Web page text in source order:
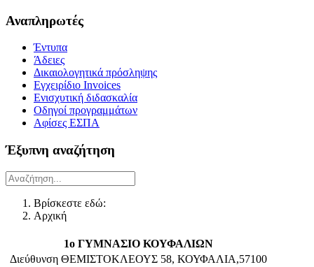
Αναπληρωτές
Έντυπα
Άδειες
Δικαιολογητικά πρόσληψης
Εγχειρίδιο Invoices
Ενισχυτική διδασκαλία
Οδηγοί προγραμμάτων
Αφίσες ΕΣΠΑ
Έξυπνη αναζήτηση
Βρίσκεστε εδώ:
Αρχική
1ο ΓΥΜΝΑΣΙΟ ΚΟΥΦΑΛΙΩΝ
Διεύθυνση ΘΕΜΙΣΤΟΚΛΕΟΥΣ 58, ΚΟΥΦΑΛΙΑ,57100